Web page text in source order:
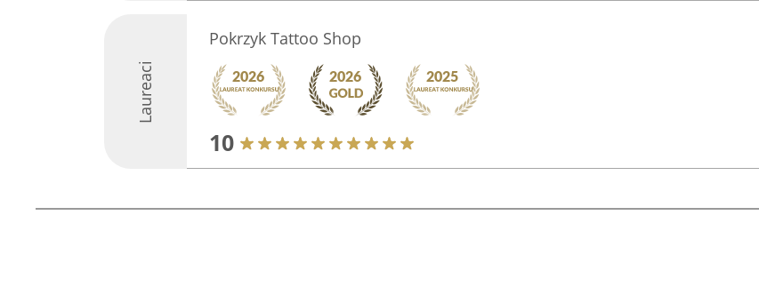
Laureaci
Pokrzyk Tattoo Shop
10